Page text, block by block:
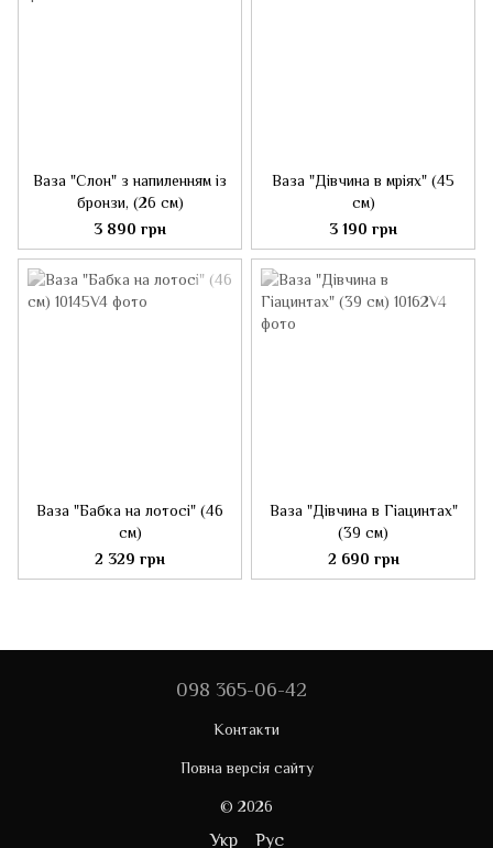
Ваза "Слон" з напиленням із
бронзи, (26 см)
3 890 грн
Ваза "Дівчина в мріях" (45
см)
3 190 грн
Ваза "Бабка на лотосі" (46
см)
2 329 грн
Ваза "Дівчина в Гіацинтах"
(39 см)
2 690 грн
098 365-06-42
Контакти
Повна версія сайту
© 2026
Укр Рус